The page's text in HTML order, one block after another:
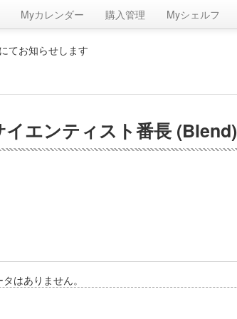
Myカレンダー 購入管理 Myシェルフ
にてお知らせします
エンティスト番長 (Blend)
はありません。